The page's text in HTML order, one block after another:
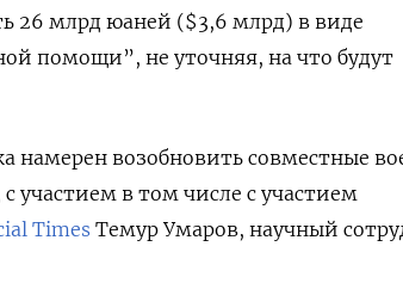
26 млрд юаней ($3,6 млрд) в виде
помощи”, не уточняя, на что будут
намерен возобновить совместные
участием в том числе с участием
Times Темур Умаров, научный